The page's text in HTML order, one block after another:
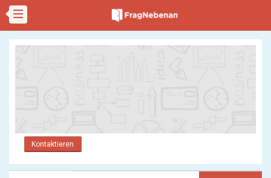
Kontaktieren